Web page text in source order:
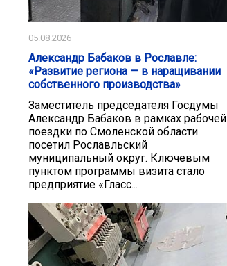
05.08.2026
Александр Бабаков в Рославле:
«Развитие региона — в наращивании
собственного производства»
Заместитель председателя Госдумы
Александр Бабаков в рамках рабочей
поездки по Смоленской области
посетил Рославльский
муниципальный округ. Ключевым
пунктом программы визита стало
предприятие «Гласс...